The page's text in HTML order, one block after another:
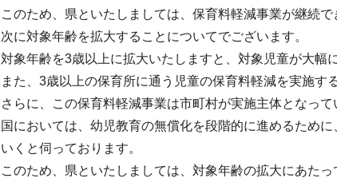
このため、県といたしましては、保育料軽減事業が継続
次に対象年齢を拡大することについてでございます。
対象年齢を3歳以上に拡大いたしますと、対象児童が大幅
また、3歳以上の保育所に通う児童の保育料軽減を実施す
さらに、この保育料軽減事業は市町村が実施主体となっ
国においては、幼児教育の無償化を段階的に進めるため
いくと伺っております。
このため、県といたしましては、対象年齢の拡大にあた